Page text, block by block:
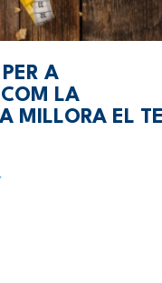
A
COM LA
MILLORA EL